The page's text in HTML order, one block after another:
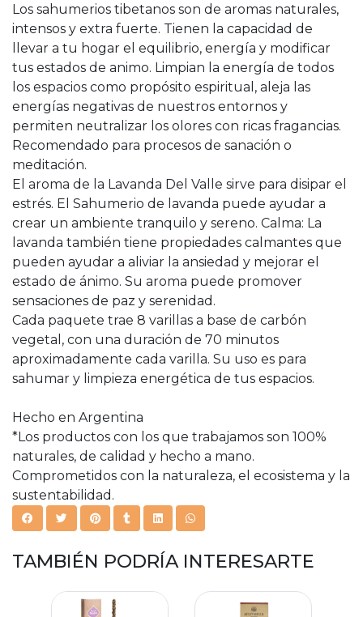
Los sahumerios tibetanos son de aromas naturales,
intensos y extra fuerte. Tienen la capacidad de
llevar a tu hogar el equilibrio, energía y modificar
tus estados de animo. Limpian la energía de todos
los espacios como propósito espiritual, aleja las
energías negativas de nuestros entornos y
permiten neutralizar los olores con ricas fragancias.
Recomendado para procesos de sanación o
meditación.
El aroma de la Lavanda Del Valle sirve para disipar el
estrés. El Sahumerio de lavanda puede ayudar a
crear un ambiente tranquilo y sereno. Calma: La
lavanda también tiene propiedades calmantes que
pueden ayudar a aliviar la ansiedad y mejorar el
estado de ánimo. Su aroma puede promover
sensaciones de paz y serenidad.
Cada paquete trae 8 varillas a base de carbón
vegetal, con una duración de 70 minutos
aproximadamente cada varilla. Su uso es para
sahumar y limpieza energética de tus espacios.
Hecho en Argentina
*Los productos con los que trabajamos son 100%
naturales, de calidad y hecho a mano.
Comprometidos con la naturaleza, el ecosistema y la
sustentabilidad.
TAMBIÉN PODRÍA INTERESARTE